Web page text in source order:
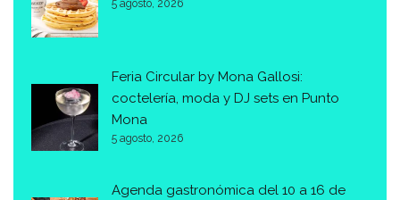
5 agosto, 2026
Feria Circular by Mona Gallosi:
coctelería, moda y DJ sets en Punto
Mona
5 agosto, 2026
Agenda gastronómica del 10 a 16 de